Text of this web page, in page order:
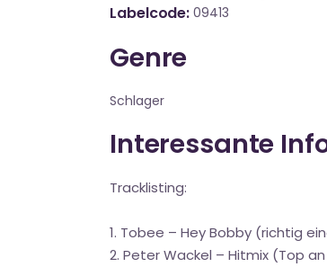
Labelcode 09413
Genre
Schlager
Interessante
Tracklisting:
1. Tobee – Hey Bobby (richtig
2. Peter Wackel – Hitmix (Top